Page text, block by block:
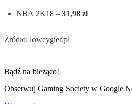
NBA 2K18 – 31,98 zł
Źródło: lowcygier.pl
Bądź na bieżąco!
Obserwuj Gaming Society w Google